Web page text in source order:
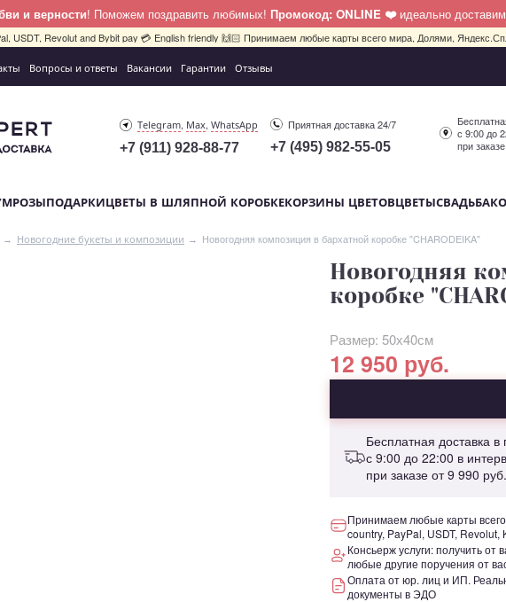
и верности! Поможем поздравить любимых! Промокод: ONLINE ❤️ идеально
USDT, Revolut and Bybit pay 💳 English friendly 🙌🏻 Принимаем любые карты всего мира, Долями,
Вопросы и ответы Вакансии Гарантии Отзывы
Telegram, Max,WhatsApp
+7 (911) 928-88-77
Приятная доставка 24/7
+7 (495) 982-55-05
с 9:00 до
при
РОЗЫПОДАРКИЦВЕТЫ В ШЛЯПНОЙ КОРОБКЕКОРЗИНЫ ЦВЕТОВЦВЕТЫСВАДЬБА
Новогодние букеты и композиции Новогодняя композиция в бархатной коробке "CHARODEIKA"
Новогодняя
коробке
Размер: 50х40см
12 950 руб.
Бесплатная доставка
с 9:00 до 22:00 в
при заказе от9 990 руб.
Принимаем любые карты
country, PayPal, USDT,
Консьерж услуги: получить от
любые другие поручения от
Оплата от юр. лиц и ИП.
документы в ЭДО